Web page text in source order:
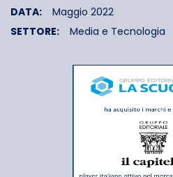
DATA:
Maggio 2022
SETTORE:
Media e Tecnologia